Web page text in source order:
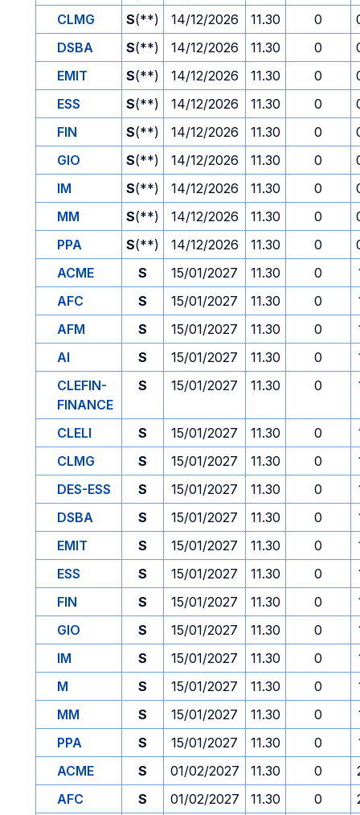
CLMG
S(**) 14/12/2026 11.30 0
DSBA
S(**) 14/12/2026 11.30 0
EMIT
S(**) 14/12/2026 11.30 0
ESS
S(**) 14/12/2026 11.30 0
FIN
S(**) 14/12/2026 11.30 0
GIO
S(**) 14/12/2026 11.30 0
IM
S(**) 14/12/2026 11.30 0
MM
S(**) 14/12/2026 11.30 0
PPA
S(**) 14/12/2026 11.30 0
ACME
S 15/01/2027 11.30 0
AFC
S 15/01/2027 11.30 0
AFM
S 15/01/2027 11.30 0
AI
S 15/01/2027 11.30 0
CLEFIN-
FINANCE
S 15/01/2027 11.30 0
CLELI S 15/01/2027 11.30 0
CLMG
S 15/01/2027 11.30 0
DES-ESS
S 15/01/2027 11.30 0
DSBA
S 15/01/2027 11.30 0
EMIT
S 15/01/2027 11.30 0
ESS
S 15/01/2027 11.30 0
FIN
S 15/01/2027 11.30 0
GIO
S 15/01/2027 11.30 0
IM
S 15/01/2027 11.30 0
M
S 15/01/2027 11.30 0
MM
S 15/01/2027 11.30 0
PPA
S 15/01/2027 11.30 0
ACME
S 01/02/2027 11.30 0
AFC
S 01/02/2027 11.30 0